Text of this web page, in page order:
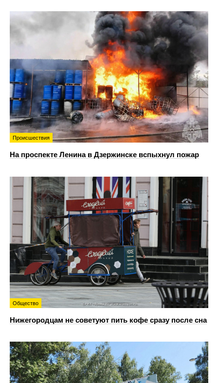
Происшествия
На проспекте Ленина в Дзержинске вспыхнул пожар
Общество
Нижегородцам не советуют пить кофе сразу после сна